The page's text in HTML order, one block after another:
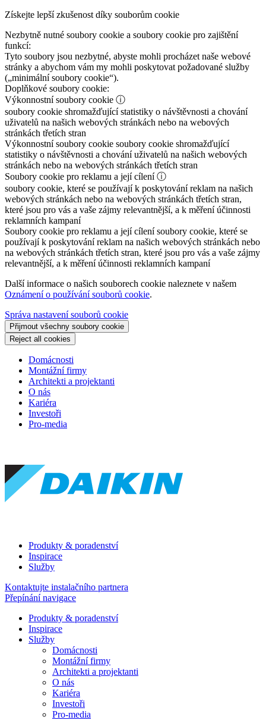
Získejte lepší zkušenost díky souborům cookie
Nezbytně nutné soubory cookie a soubory cookie pro zajištění
funkcí:
Tyto soubory jsou nezbytné, abyste mohli procházet naše webové
stránky a abychom vám my mohli poskytovat požadované služby
(„minimální soubory cookie“).
Doplňkové soubory cookie:
Výkonnostní soubory cookie ⓘ
soubory cookie shromažďující statistiky o návštěvnosti a chování
uživatelů na našich webových stránkách nebo na webových
stránkách třetích stran
Výkonnostní soubory cookie soubory cookie shromažďující
statistiky o návštěvnosti a chování uživatelů na našich webových
stránkách nebo na webových stránkách třetích stran
Soubory cookie pro reklamu a její cílení ⓘ
soubory cookie, které se používají k poskytování reklam na našich
webových stránkách nebo na webových stránkách třetích stran,
které jsou pro vás a vaše zájmy relevantnější, a k měření účinnosti
reklamních kampaní
Soubory cookie pro reklamu a její cílenísoubory cookie, které se
používají k poskytování reklam na našich webových stránkách nebo
na webových stránkách třetích stran, které jsou pro vás a vaše zájmy
relevantnější, a k měření účinnosti reklamních kampaní
Další informace o našich souborech cookie naleznete v našem
Oznámení o používání souborů cookie.
Správa nastavení souborů cookie
Přijmout všechny soubory cookie
Reject all cookies
Domácnosti
Montážní firmy
Architekti a projektanti
O nás
Kariéra
Investoři
Pro-media
Produkty & poradenství
Inspirace
Služby
Kontaktujte instalačního partnera
Přepínání navigace
Produkty & poradenství
Inspirace
Služby
Domácnosti
Montážní firmy
Architekti a projektanti
O nás
Kariéra
Investoři
Pro-media